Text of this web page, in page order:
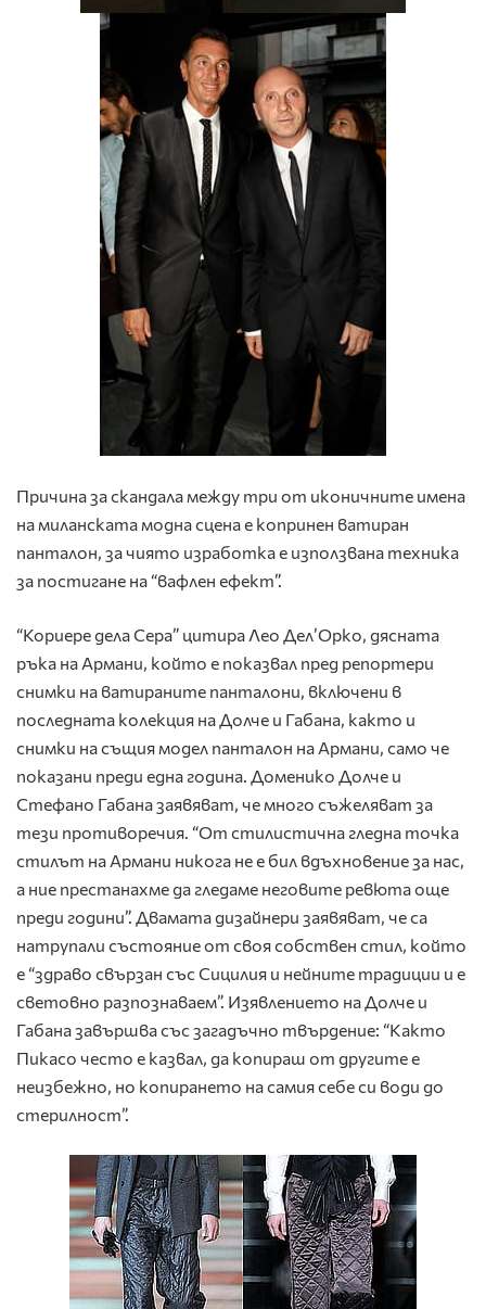
Причина за скандала между три от иконичните имена
на миланската модна сцена е копринен ватиран
панталон, за чиято изработка е използвана техника
за постигане на “вафлен ефект”.
“Кориере дела Сера” цитира Лео Дел’Орко, дясната
ръка на Армани, който е показвал пред репортери
снимки на ватираните панталони, включени в
последната колекция на Долче и Габана, както и
снимки на същия модел панталон на Армани, само че
показани преди една година. Доменико Долче и
Стефано Габана заявяват, че много съжеляват за
тези противоречия. “От стилистична гледна точка
стилът на Армани никога не е бил вдъхновение за нас,
а ние престанахме да гледаме неговите ревюта още
преди години”. Двамата дизайнери заявяват, че са
натрупали състояние от своя собствен стил, който
е “здраво свързан със Сицилия и нейните традиции и е
световно разпознаваем”. Изявлението на Долче и
Габана завършва със загадъчно твърдение: “Както
Пикасо често е казвал, да копираш от другите е
неизбежно, но копирането на самия себе си води до
стерилност”.